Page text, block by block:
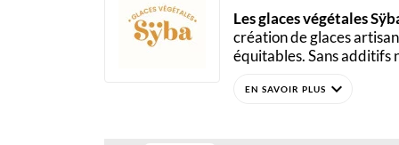
Les glaces végétales
création de glaces
équitables. Sans additifs
expand_more